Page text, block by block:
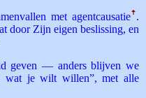
met agent­causatieꜛ .
door Zijn eigen beslissing, en
geven — anders blijven we
wat je wilt willen”, met alle